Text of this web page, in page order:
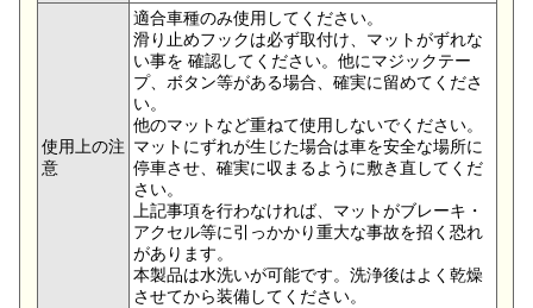
使用上の注
意
適合車種のみ使用してください。
滑り止めフックは必ず取付け、マットがずれな
い事を 確認してください。他にマジックテー
プ、ボタン等がある場合、確実に留めてくださ
い。
他のマットなど重ねて使用しないでください。
マットにずれが生じた場合は車を安全な場所に
停車させ、確実に収まるように敷き直してくだ
さい。
上記事項を行わなければ、マットがブレーキ・
アクセル等に引っかかり重大な事故を招く恐れ
があります。
本製品は水洗いが可能です。洗浄後はよく乾燥
させてから装備してください。